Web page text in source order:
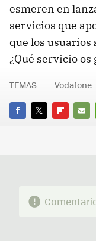
esmeren en
servicios que
que los usuarios
¿Qué servicio
FACEBOOK
TWITTERFLIPBOARD
E-
TEMAS Vodafone